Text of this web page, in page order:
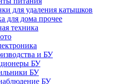
для удаления катышков
для дома прочее
техника
и БУ
БУ
БУ
БУ